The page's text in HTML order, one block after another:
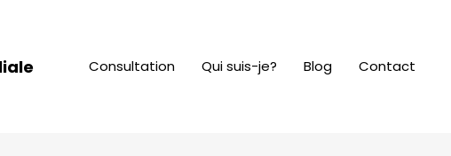
Consultation Qui suis-je? Blog Contact